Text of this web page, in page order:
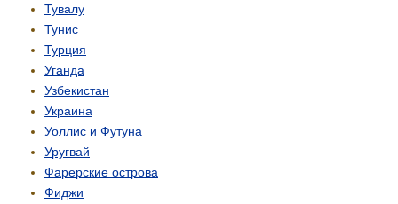
Тувалу
Тунис
Турция
Уганда
Узбекистан
Украина
Уоллис и Футуна
Уругвай
Фарерские острова
Фиджи